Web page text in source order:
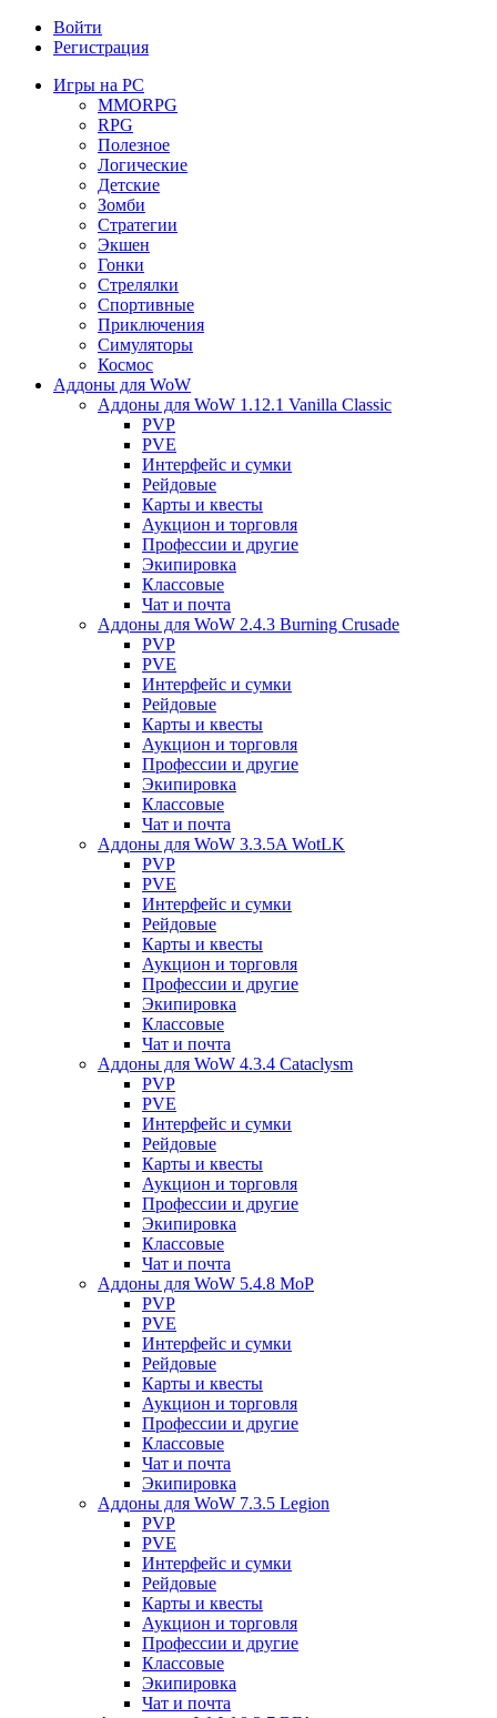
Войти
Регистрация
Игры на PC
MMORPG
RPG
Полезное
Логические
Детские
Зомби
Стратегии
Экшен
Гонки
Стрелялки
Спортивные
Приключения
Симуляторы
Космос
Аддоны для WoW
Аддоны для WoW 1.12.1 Vanilla Classic
PVP
PVE
Интерфейс и сумки
Рейдовые
Карты и квесты
Аукцион и торговля
Профессии и другие
Экипировка
Классовые
Чат и почта
Аддоны для WoW 2.4.3 Burning Crusade
PVP
PVE
Интерфейс и сумки
Рейдовые
Карты и квесты
Аукцион и торговля
Профессии и другие
Экипировка
Классовые
Чат и почта
Аддоны для WoW 3.3.5A WotLK
PVP
PVE
Интерфейс и сумки
Рейдовые
Карты и квесты
Аукцион и торговля
Профессии и другие
Экипировка
Классовые
Чат и почта
Аддоны для WoW 4.3.4 Cataclysm
PVP
PVE
Интерфейс и сумки
Рейдовые
Карты и квесты
Аукцион и торговля
Профессии и другие
Экипировка
Классовые
Чат и почта
Аддоны для WoW 5.4.8 MoP
PVP
PVE
Интерфейс и сумки
Рейдовые
Карты и квесты
Аукцион и торговля
Профессии и другие
Классовые
Чат и почта
Экипировка
Аддоны для WoW 7.3.5 Legion
PVP
PVE
Интерфейс и сумки
Рейдовые
Карты и квесты
Аукцион и торговля
Профессии и другие
Классовые
Экипировка
Чат и почта